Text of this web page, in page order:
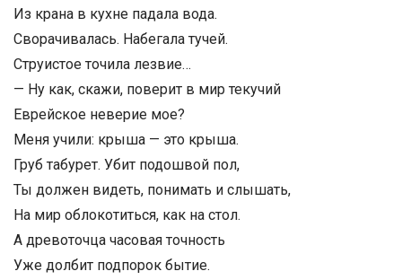
Из крана в кухне падала вода.
Сворачивалась. Набегала тучей.
Струистое точила лезвие…
— Ну как, скажи, поверит в мир текучий
Еврейское неверие мое?
Меня учили: крыша — это крыша.
Груб табурет. Убит подошвой пол,
Ты должен видеть, понимать и слышать,
На мир облокотиться, как на стол.
А древоточца часовая точность
Уже долбит подпорок бытие.